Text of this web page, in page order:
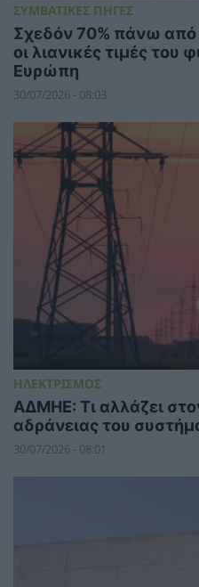
ΣΥΜΒΑΤΙΚΕΣ ΠΗΓΕΣ
Σχεδόν 70% πάνω από
οι λιανικές τιμές του
Ευρώπη
30/07/2026 - 08:03
ΗΛΕΚΤΡΙΣΜΟΣ
ΑΔΜΗΕ: Τι αλλάζει
αδράνειας του
30/07/2026 - 08:01